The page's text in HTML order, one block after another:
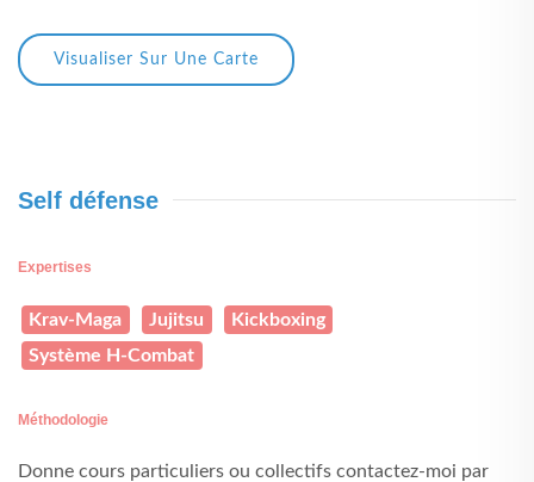
Visualiser Sur Une Carte
Self défense
Expertises
Krav-Maga Jujitsu
Kickboxing
Système H-Combat
Méthodologie
Donne cours particuliers ou collectifs contactez-moi par